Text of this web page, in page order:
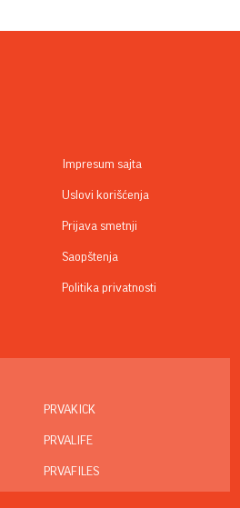
Impresum sajta
Uslovi korišćenja
Prijava smetnji
Saopštenja
Politika privatnosti
PRVAKICK
PRVALIFE
PRVAFILES